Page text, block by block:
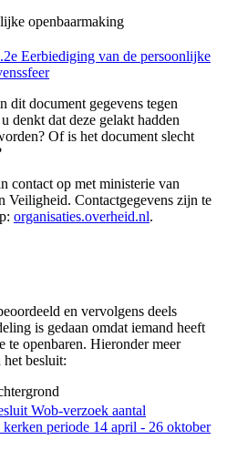
openbaarmaking
Eerbiediging van de persoonlijke
dit document gegevens tegen
denkt dat deze gelakt hadden
Of is het document slecht
contact op met ministerie van
Veiligheid. Contactgegevens zijn te
organisaties.overheid.nl.
en vervolgens deels
is gedaan omdat iemand heeft
te openbaren. Hieronder meer
besluit:
Wob-verzoek aantal
periode 14 april - 26 oktober